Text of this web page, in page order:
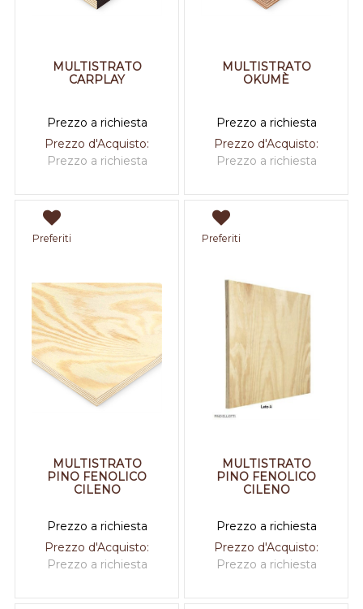
MULTISTRATO
CARPLAY
Prezzo a richiesta
Prezzo d'Acquisto:
Prezzo a richiesta
MULTISTRATO
OKUMÈ
Prezzo a richiesta
Prezzo d'Acquisto:
Prezzo a richiesta
Preferiti
MULTISTRATO
PINO FENOLICO
CILENO
Prezzo a richiesta
Prezzo d'Acquisto:
Prezzo a richiesta
Preferiti
MULTISTRATO
PINO FENOLICO
CILENO
Prezzo a richiesta
Prezzo d'Acquisto:
Prezzo a richiesta